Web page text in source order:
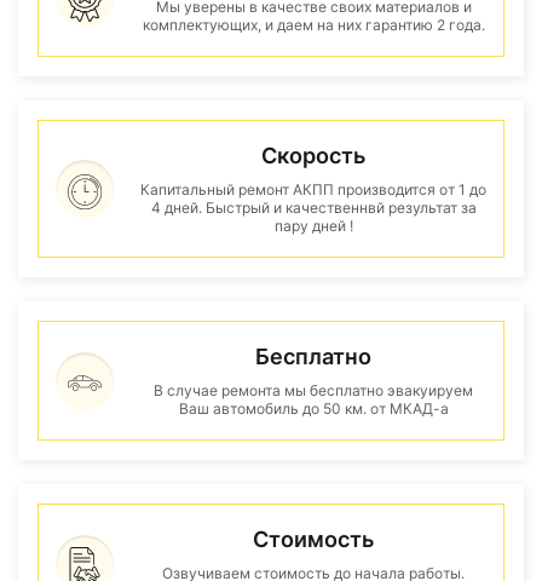
Мы уверены в качестве своих материалов и
комплектующих, и даем на них гарантию 2 года.
Скорость
Капитальный ремонт АКПП производится от 1 до
4 дней. Быстрый и качественнвй результат за
пару дней !
Бесплатно
В случае ремонта мы бесплатно эвакуируем
Ваш автомобиль до 50 км. от МКАД-а
Стоимость
Озвучиваем стоимость до начала работы.